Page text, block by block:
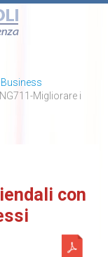
Business
Migliorare i
con